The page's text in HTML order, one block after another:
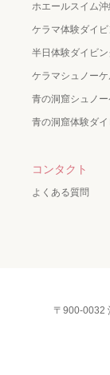
ホエールスイム
ケラマ体験ダイ
半日体験ダイビ
ケラマシュノー
青の洞窟シュノ
青の洞窟体験ダ
コンタクト
よくある質問
〒900-0032